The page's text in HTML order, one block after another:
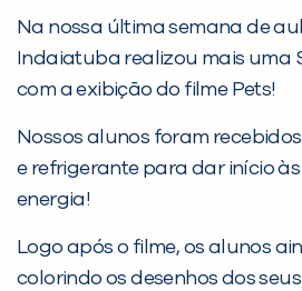
Na nossa última semana de
Indaiatuba realizou mais uma
com a exibição do filme Pets!
Nossos alunos foram
e refrigerante para dar início
energia!
Logo após o filme, os alunos
colorindo os desenhos dos
PEÇA UMA DEMONSTRAÇÃO
Desculpe!
Não encontramos
você